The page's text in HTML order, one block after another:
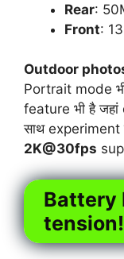
Rear:
Front:
Outdoor
Portrait mode
feature भी है
साथ
2K@30fps
Battery
tension!